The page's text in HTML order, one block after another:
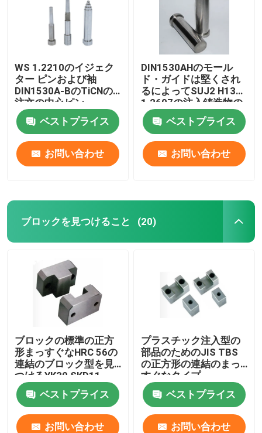
WS 1.2210のイジェク
ター ピンおよび袖
DIN1530A-BのTiCNの
注文の中心ピン
ベストプライス
お問い合わせ
DIN1530AHのモール
ド・ガイドは堅くされ
るによってSUJ2 H13
1.2607の注入鋳造物の
イジェクターをピンで
止めるピンで止める
ベストプライス
お問い合わせ
ブロックを見つけること (20)
ブロックの標準の正方
形まっすぐなHRC 56の
連結のブロック型を見
つけるYK30 SKD11
ベストプライス
お問い合わせ
プラスチック注入型の
部品のためのJIS TBS
の正方形の連結のまっ
すぐなタイプ
ベストプライス
お問い合わせ